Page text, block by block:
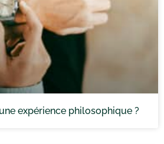
expérience philosophique ?